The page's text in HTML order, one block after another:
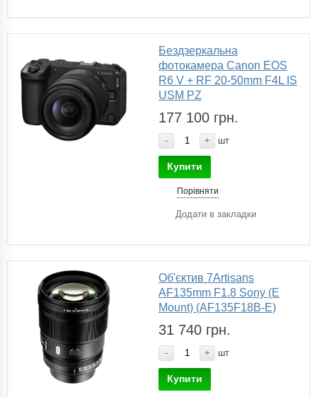
Бездзеркальна
фотокамера Canon EOS
R6 V + RF 20-50mm F4L IS
USM PZ
177 100 грн.
- + шт
Купити
Порівняти
Додати в закладки
Об'єктив 7Artisans
AF135mm F1.8 Sony (E
Mount) (AF135F18B-E)
31 740 грн.
- + шт
Купити